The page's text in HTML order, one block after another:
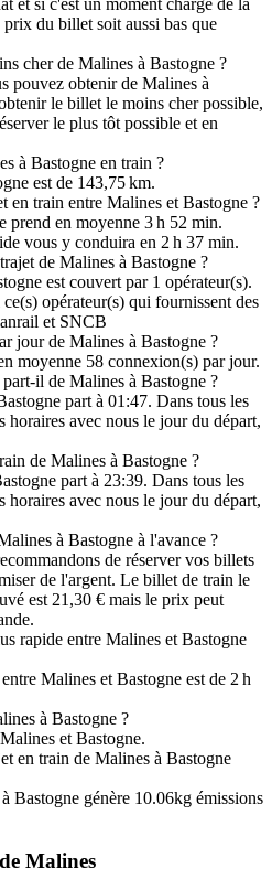
et si c'est un moment chargé de la
du billet soit aussi bas que
cher de Malines à Bastogne ?
pouvez obtenir de Malines à
le billet le moins cher possible,
le plus tôt possible et en
à Bastogne en train ?
est de 143,75 km.
en train entre Malines et Bastogne ?
prend en moyenne 3 h 52 min.
vous y conduira en 2 h 37 min.
de Malines à Bastogne ?
est couvert par 1 opérateur(s).
opérateur(s) qui fournissent des
et SNCB
jour de Malines à Bastogne ?
moyenne 58 connexion(s) par jour.
il de Malines à Bastogne ?
part à 01:47. Dans tous les
horaires avec nous le jour du départ,
de Malines à Bastogne ?
part à 23:39. Dans tous les
horaires avec nous le jour du départ,
à Bastogne à l'avance ?
de réserver vos billets
de l'argent. Le billet de train le
est 21,30 € mais le prix peut
rapide entre Malines et Bastogne
Malines et Bastogne est de 2 h
à Bastogne ?
et Bastogne.
en train de Malines à Bastogne
Bastogne génère 10.06kg émissions
Malines